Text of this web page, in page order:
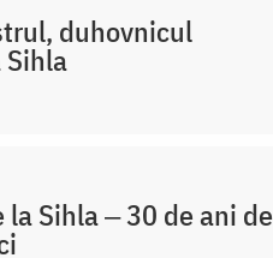
duhovnicul
Sihla
la Sihla ‒ 30 de ani de